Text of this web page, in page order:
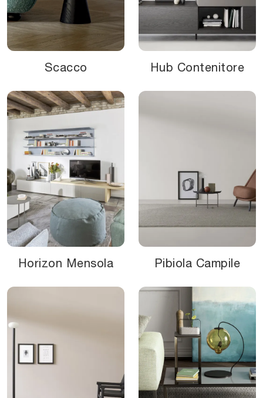
Scacco Hub Contenitore
Horizon Mensola Pibiola Campile